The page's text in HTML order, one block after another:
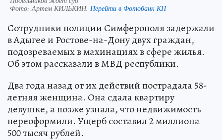
Фото: Артем КИЛЬКИН. Перейти в Фотобанк КП
Сотрудники полиции Симферополя задержали
в Адыгее и Ростове-на-Дону двух граждан,
подозреваемых в махинациях в сфере жилья.
Об этом рассказали в МВД республики.
Два года назад от их действий пострадала 58-
летняя женщина. Она сдала квартиру
девушке, а позже узнала, что недвижимость
переоформили. Ущерб составил 2 миллиона
500 тысяч рублей.